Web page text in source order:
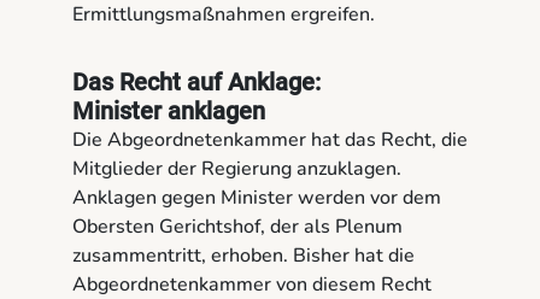
Ermittlungsmaßnahmen ergreifen.
Das Recht auf Anklage:
Minister anklagen
Die Abgeordnetenkammer hat das Recht, die
Mitglieder der Regierung anzuklagen.
Anklagen gegen Minister werden vor dem
Obersten Gerichtshof, der als Plenum
zusammentritt, erhoben. Bisher hat die
Abgeordnetenkammer von diesem Recht